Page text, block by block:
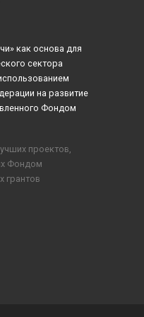
как основа для
сектора
на развитие
Фондом
проектов,
Фондом
грантов